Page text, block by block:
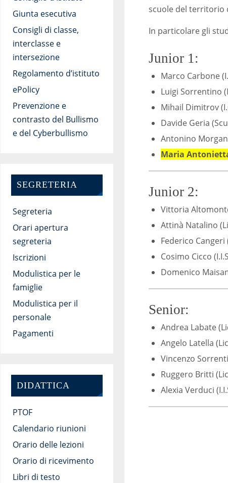
scuole del territorio
In particolare gli
Junior 1:
Marco Carbone
Luigi Sorrentino
Mihail Dimitrov
Davide Geria
Antonino
Maria
Junior 2:
Vittoria
Attinà Natalino
Federico Cangeri
Cosimo Cicco
Domenico
Senior:
Andrea Labate
Angelo Latella
Vincenzo
Ruggero Britti
Alexia Verduci
Giunta esecutiva
Consigli di classe,
interclasse e
intersezione
Regolamento d’istituto
ePolicy
Prevenzione e
contrasto del Bullismo
e del Cyberbullismo
SEGRETERIA
Segreteria
Orari apertura
segreteria
Iscrizioni
Modulistica per le
famiglie
Modulistica per il
personale
Pagamenti
DIDATTICA
PTOF
Calendario riunioni
Orario delle lezioni
Orario di ricevimento
Libri di testo